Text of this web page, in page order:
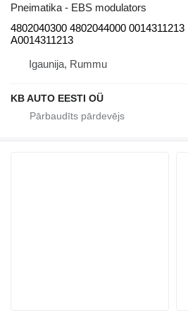
Pneimatika - EBS modulators
4802040300 4802044000 0014311213
A0014311213
Igaunija, Rummu
KB AUTO EESTI OÜ